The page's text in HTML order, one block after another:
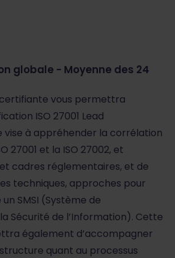
globale - Moyenne des 24
vous permettra
ISO 27001 Lead
vise à appréhender la corrélation
27001 et la ISO 27002, et
cadres réglementaires, et de
techniques, approches pour
SMSI (Système de
Sécurité de l’Information). Cette
également d’accompagner
quant au processus